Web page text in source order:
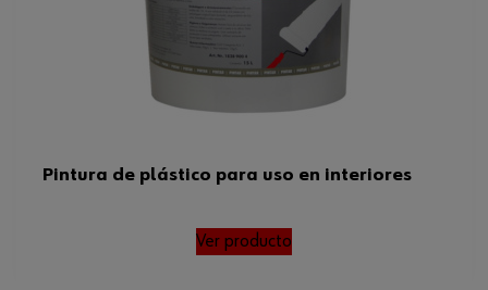
Pintura de plástico para uso en interiores
Ver producto